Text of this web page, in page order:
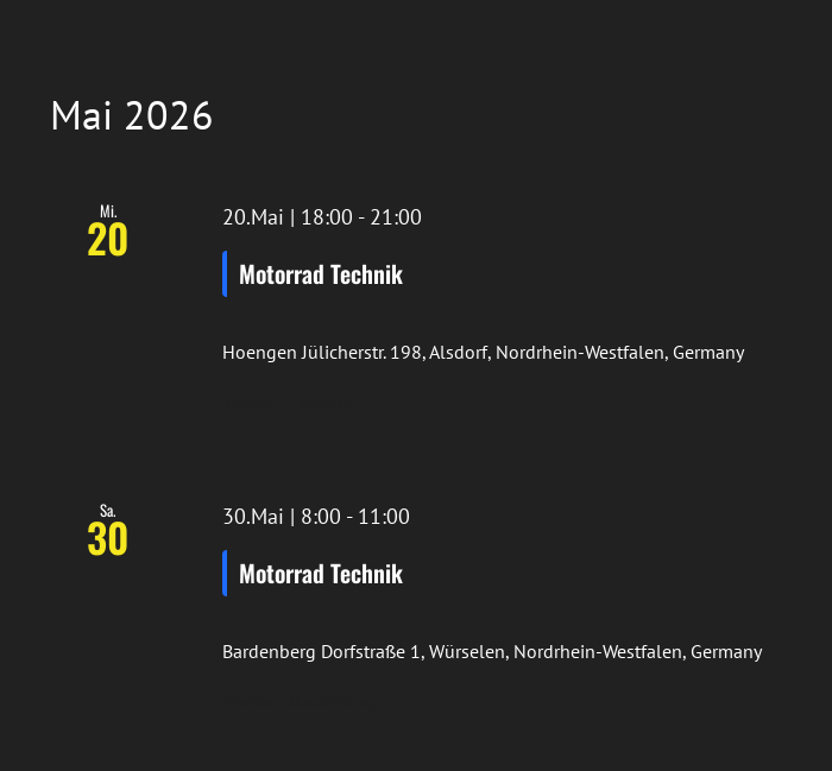
Mai 2026
Mi.
20
Motorrad Technik
20.Mai | 18:00 - 21:00
HoengenJülicherstr. 198, Alsdorf, Nordrhein-Westfalen, Germany
Sa.
30
Motorrad Technik
30.Mai | 8:00 - 11:00
Bardenberg Dorfstraße 1, Würselen, Nordrhein-Westfalen, Germany